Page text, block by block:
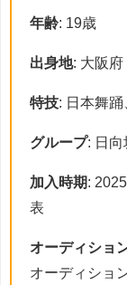
年齢: 19歳
出身地: 大阪府
特技: 日本舞踊
グループ: 日向
加入時期:
表
オーディショ
オーディショ